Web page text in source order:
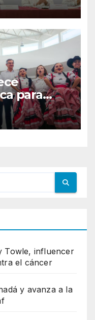
para
e
Towle, influencer
el cáncer
y avanza a la